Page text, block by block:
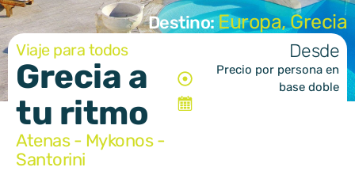
Destino:Europa,Grecia
Viaje para todos
Grecia a
tu ritmo
Atenas - Mykonos -
Santorini
Desde
Precio por persona en
base doble